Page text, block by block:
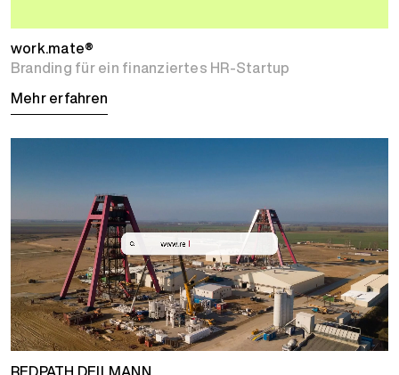
work.mate®
Branding für ein finanziertes HR-Startup
Mehr erfahren